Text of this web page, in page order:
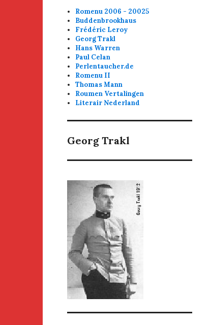
Romenu 2006 - 20025
Buddenbrookhaus
Frédéric Leroy
Georg Trakl
Hans Warren
Paul Celan
Perlentaucher.de
Romenu II
Thomas Mann
Roumen Vertalingen
Literair Nederland
Georg Trakl